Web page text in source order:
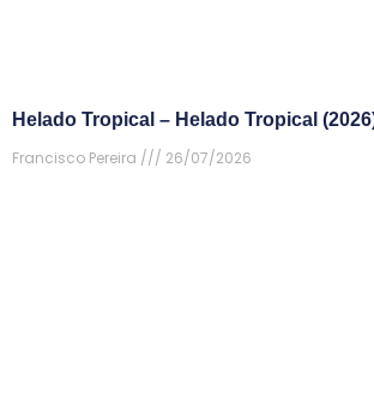
Helado Tropical – Helado Tropical
Francisco Pereira
26/07/2026